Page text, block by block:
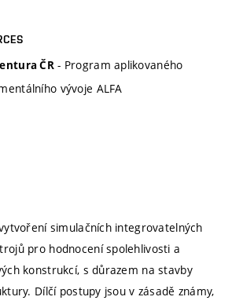
ČR - Program aplikovaného
vývoje ALFA
simulačních integrovatelných
pro hodnocení spolehlivosti a
konstrukcí, s důrazem na stavby
Dílčí postupy jsou v zásadě známy,